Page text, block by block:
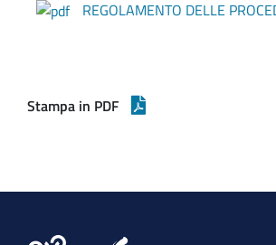
REGOLAMENTO DELLE
Stampa in PDF